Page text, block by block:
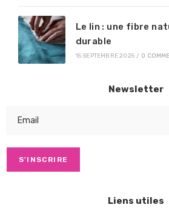
Le lin : une fibre
durable
15 SEPTEMBRE 2025 / 0
Newsletter
Liens utiles